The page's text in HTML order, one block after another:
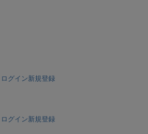
ログイン新規登録
ログイン新規登録